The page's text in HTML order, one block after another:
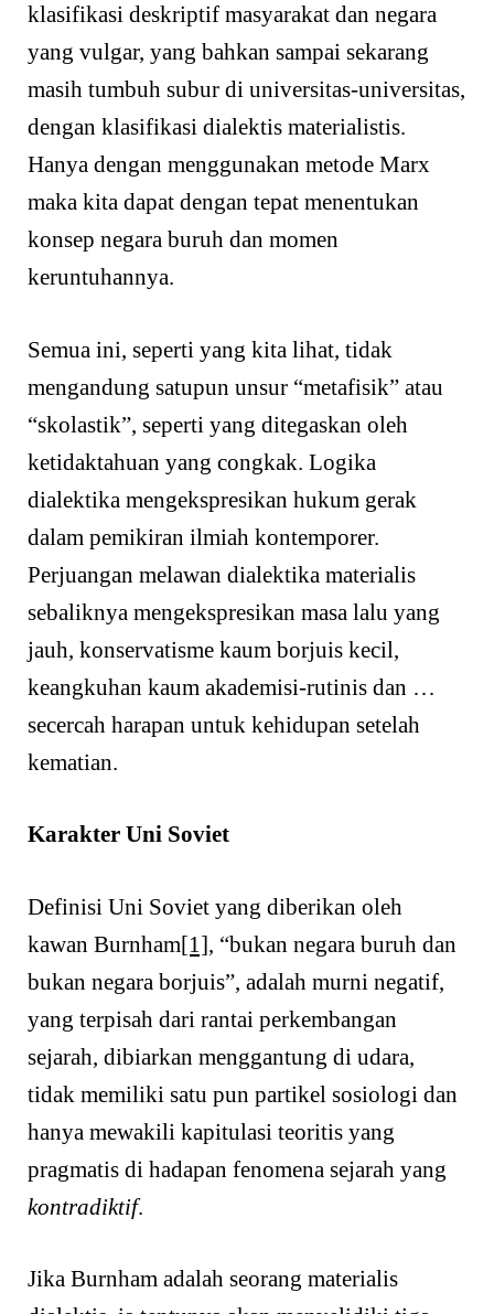
klasifikasi deskriptif masyarakat dan negara
yang vulgar, yang bahkan sampai sekarang
masih tumbuh subur di universitas-universitas,
dengan klasifikasi dialektis materialistis.
Hanya dengan menggunakan metode Marx
maka kita dapat dengan tepat menentukan
konsep negara buruh dan momen
keruntuhannya.
Semua ini, seperti yang kita lihat, tidak
mengandung satupun unsur “metafisik” atau
“skolastik”, seperti yang ditegaskan oleh
ketidaktahuan yang congkak. Logika
dialektika mengekspresikan hukum gerak
dalam pemikiran ilmiah kontemporer.
Perjuangan melawan dialektika materialis
sebaliknya mengekspresikan masa lalu yang
jauh, konservatisme kaum borjuis kecil,
keangkuhan kaum akademisi-rutinis dan …
secercah harapan untuk kehidupan setelah
kematian.
Karakter Uni Soviet
Definisi Uni Soviet yang diberikan oleh
kawan Burnham[1], “bukan negara buruh dan
bukan negara borjuis”, adalah murni negatif,
yang terpisah dari rantai perkembangan
sejarah, dibiarkan menggantung di udara,
tidak memiliki satu pun partikel sosiologi dan
hanya mewakili kapitulasi teoritis yang
pragmatis di hadapan fenomena sejarah yang
kontradiktif.
Jika Burnham adalah seorang materialis